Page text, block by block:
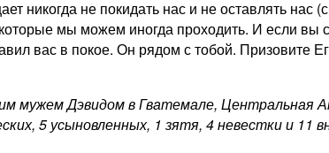
никогда не покидать нас и не оставлять нас
мы можем иногда проходить. И если вы
вас в покое. Он рядом с тобой. Призовите
мужем Дэвидом в Гватемале, Центральная
5 усыновленных, 1 зятя, 4 невестки и 11